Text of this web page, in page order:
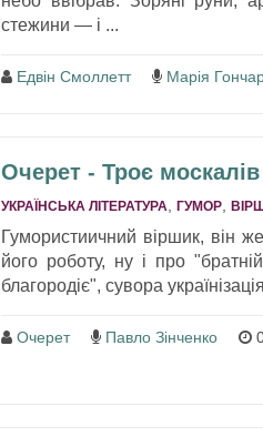
стежини — і ...
Едвін Смоллетт Марія
Очерет - Троє москалів
УКРАЇНСЬКА ЛІТЕРАТУРА, ГУМОР,
Гумористиичний віршик, він
його роботу, ну і про
благородіє", сувора
Очерет Павло Зінченко